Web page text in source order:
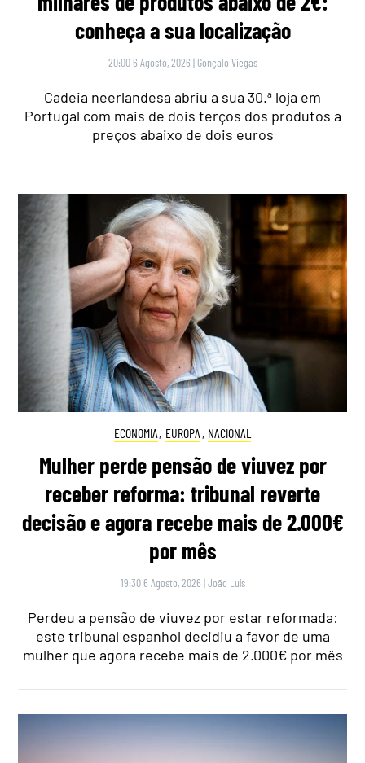
conheça a sua localização
20:00 6 Agosto, 2026 | Gonçalo Viegas
Cadeia neerlandesa abriu a sua 30.ª loja em
Portugal com mais de dois terços dos produtos a
preços abaixo de dois euros
ECONOMIA, EUROPA , NACIONAL
Mulher perde pensão de viuvez por
receber reforma: tribunal reverte
decisão e agora recebe mais de 2.000€
por mês
19:30 6 Agosto, 2026 |João Luís
Perdeu a pensão de viuvez por estar reformada:
este tribunal espanhol decidiu a favor de uma
mulher que agora recebe mais de 2.000€ por mês